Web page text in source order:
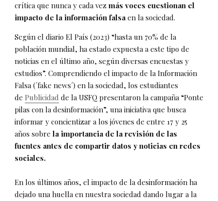
crítica que nunca y cada vez más voces cuestionan el
impacto de la información falsa en la sociedad.
Según el diario El País (2023) “hasta un 70% de la
población mundial, ha estado expuesta a este tipo de
noticias en el último año, según diversas encuestas y
estudios”. Comprendiendo el impacto de la Información
Falsa (´fake news´) en la sociedad, los estudiantes
de Publicidad de la USFQ presentaron la campaña “Ponte
pilas con la desinformación”, una iniciativa que busca
informar y concientizar a los jóvenes de entre 17 y 25
años sobre la importancia de la revisión de las
fuentes antes de compartir datos y noticias en redes
sociales.
En los últimos años, el impacto de la desinformación ha
dejado una huella en nuestra sociedad dando lugar a la